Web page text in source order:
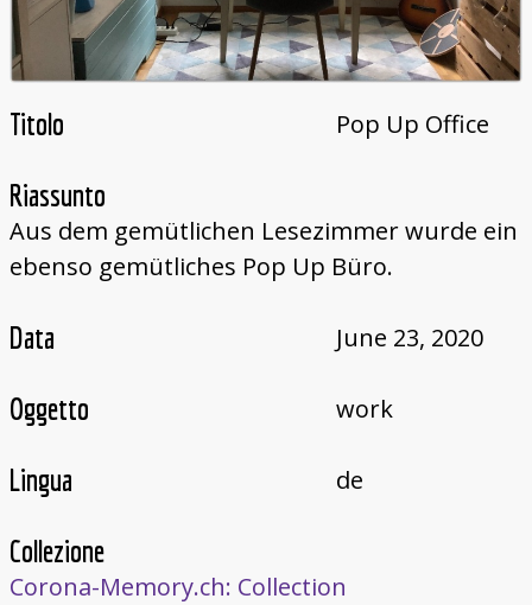
Titolo Pop Up Office
Riassunto
Aus dem gemütlichen Lesezimmer wurde ein
ebenso gemütliches Pop Up Büro.
Data June 23, 2020
Oggetto work
Lingua de
Collezione
Corona-Memory.ch: Collection